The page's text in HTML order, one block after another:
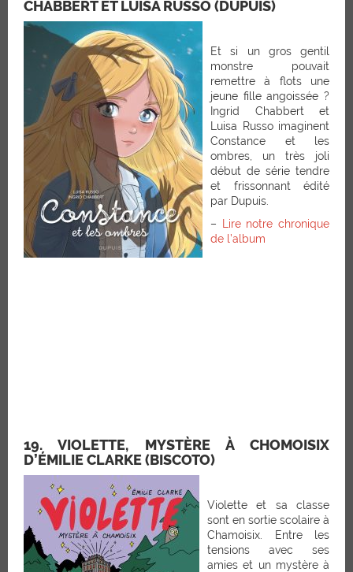
CHABBERT ET LUISA RUSSO (DUPUIS)
Et si un gros gentil
monstre pouvait
remettre à flots une
jeune fille angoissée ?
Ingrid Chabbert et
Luisa Russo imaginent
Constance et les
ombres, un très joli
début de série tendre
et frissonnant édité
par Dupuis.
–
Lire notre chronique
de l’album
19. VIOLETTE, MYSTÈRE À CHOMOISIX
D’ÉMILIE CLARKE (BISCOTO)
Violette et sa classe
sont en sortie scolaire à
Chamoisix. Entre les
tensions avec ses
amies et un mystère à